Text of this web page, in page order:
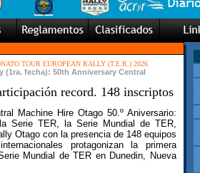
TOUR EUROPEAN RALLY (T.E.R.) 2026
(1ra. fecha): 50th Anniversary Central
record. 148 inscriptos
Machine Hire Otago 50.º Aniversario:
Serie TER, la Serie Mundial de TER,
Otago con la presencia de 148 equipos
protagonizan la primera
Mundial de TER en Dunedin, Nueva